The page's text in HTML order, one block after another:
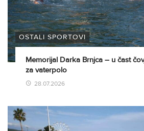
OSTALI SPORTOVI
Memorijal Darka Brnjca – u čast
za vaterpolo
28.07.2026